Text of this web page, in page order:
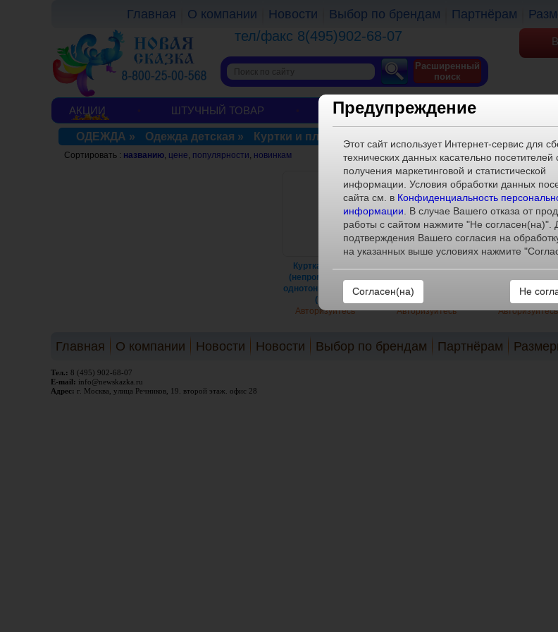
Главная О компании Новости Выбор по брендам Партнёрам
АКЦИИ ШТУЧНЫЙ ТОВАР ОБУВЬ ОДЕЖДА
тел/факс 8(495)902-68-07
Расширенный
поиск
ОДЕЖДА » Одежда детская » Куртки и плащи
Сортировать : названию, цене, популярности, новинкам
Куртка детская
(непромокаемая)
однотонная 555-904
(104)
Авторизуйтесь
Авторизуйтесь
(74-
Авторизуйтесь
Главная О компании Новости Новости Выбор по брендам Партнёрам
Тел.: 8 (495) 902-68-07
E-mail: info@newskazka.ru
Адрес: г. Москва, улица Речников, 19. второй этаж. офис 28
Предупреждение
Этот сайт использует Интернет-сервис для
технических данных касательно посетителей
получения маркетинговой и статистической
информации. Условия обработки данных
сайта см. в Конфиденциальность
информации. В случае Вашего отказа от
работы с сайтом нажмите "Не согласен(на)".
подтверждения Вашего согласия на
на указанных выше условиях нажмите
Не